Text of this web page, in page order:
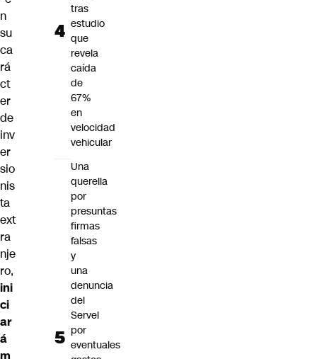
n
su
ca
rá
ct
er
de
inv
er
sio
nis
ta
ext
ra
nje
ro,
ini
ci
ar
á
m
tras
estudio
que
revela
caída
de
67%
en
velocidad
vehicular
Una
querella
por
presuntas
firmas
falsas
y
una
denuncia
del
Servel
por
eventuales